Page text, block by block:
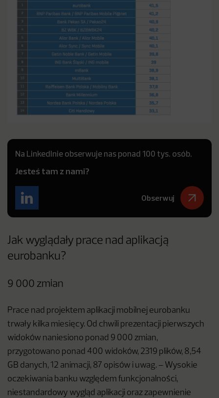
Na LinkedInie obserwuje nas ponad 100 tys. osób.
Jesteś tam z nami?
Obserwuj
Jak wyglądały prace nad aplikacją
eurobanku?
9 000 zmian
Prace nad projektem aplikacji mobilnej eurobanku
trwały kilka miesięcy. Od chwili prezentacji pierwszych
widoków naniesiono ponad 9 000 zmian,
przygotowano ponad 400 widoków, 2319 plików, 8,54
GB danych, 12 animacji, 87 opisów i uwag. – Wysokie
oczekiwania banku względem funkcjonalności,
niestandardowy wygląd aplikacji oraz zapewnienie